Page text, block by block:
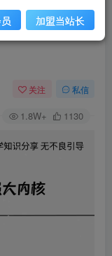
关注 私信
1.8W+ 1130
加盟当站长